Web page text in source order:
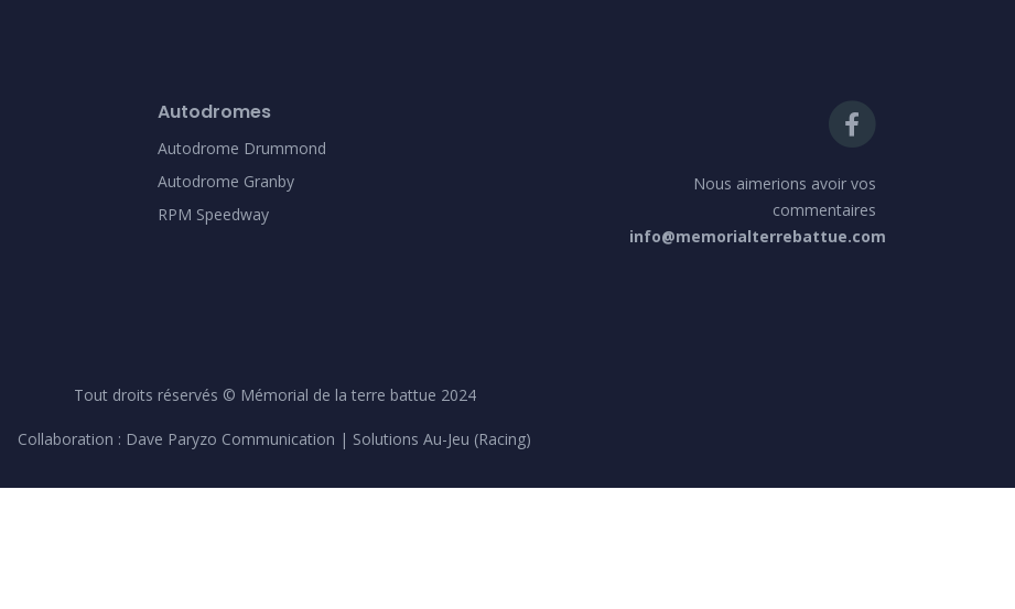
Autodromes
Autodrome Drummond
Autodrome Granby
RPM Speedway
Nous aimerions avoir vos
commentaires
info@memorialterrebattue.com
Tout droits réservés © Mémorial de la terre battue 2024
Collaboration : Dave Paryzo Communication | Solutions Au-Jeu (Racing)